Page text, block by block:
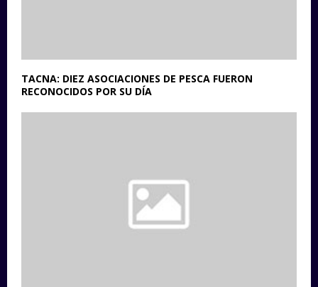
TACNA: DIEZ ASOCIACIONES DE PESCA FUERON
RECONOCIDOS POR SU DÍA